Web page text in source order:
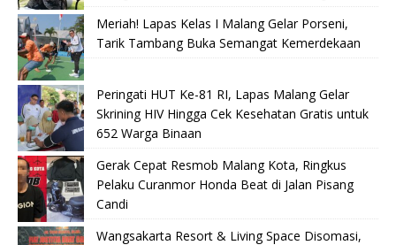
Meriah! Lapas Kelas I Malang Gelar Porseni,
Tarik Tambang Buka Semangat Kemerdekaan
Peringati HUT Ke-81 RI, Lapas Malang Gelar
Skrining HIV Hingga Cek Kesehatan Gratis untuk
652 Warga Binaan
Gerak Cepat Resmob Malang Kota, Ringkus
Pelaku Curanmor Honda Beat di Jalan Pisang
Candi
Wangsakarta Resort & Living Space Disomasi,